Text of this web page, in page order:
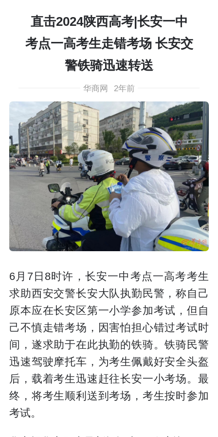
直击2024陕西高考|长安一中
考点一高考生走错考场 长安交
警铁骑迅速转送
华商网 2年前
6月7日8时许，长安一中考点一高考考生
求助西安交警长安大队执勤民警，称自己
原本应在长安区第一小学参加考试，但自
己不慎走错考场，因害怕担心错过考试时
间，遂求助于在此执勤的铁骑。铁骑民警
迅速驾驶摩托车，为考生佩戴好安全头盔
后，载着考生迅速赶往长安一小考场。最
终，将考生顺利送到考场，考生按时参加
考试。